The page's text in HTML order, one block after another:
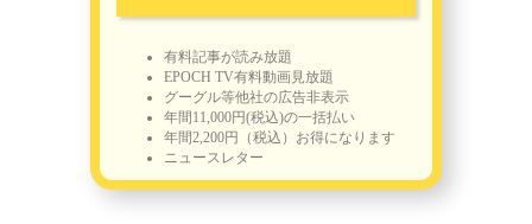
有料記事が読み放題
EPOCH TV有料動画見放題
グーグル等他社の広告非表示
年間11,000円(税込)の一括払い
年間2,200円（税込）お得になります
ニュースレター